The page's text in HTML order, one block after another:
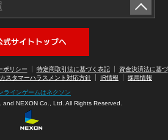
ポリシー 特定商取引法に基づく表記
資金決済法に基づ
カスタマーハラスメント対応方針 IR情報 採用情報
ラインゲームはネクソン
NEXON Co., Ltd. All Rights Reserved.